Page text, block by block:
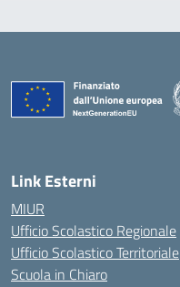
Link Esterni
MIUR
Ufficio Scolastico Regionale
Ufficio Scolastico Territoriale
Scuola in Chiaro